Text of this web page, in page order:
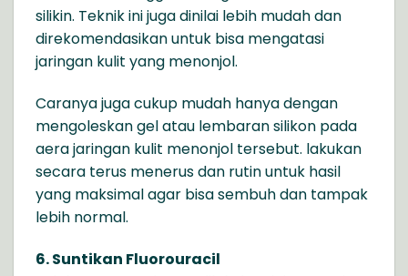
silikin. Teknik ini juga dinilai lebih mudah dan
direkomendasikan untuk bisa mengatasi
jaringan kulit yang menonjol.
Caranya juga cukup mudah hanya dengan
mengoleskan gel atau lembaran silikon pada
aera jaringan kulit menonjol tersebut. lakukan
secara terus menerus dan rutin untuk hasil
yang maksimal agar bisa sembuh dan tampak
lebih normal.
6. Suntikan Fluorouracil